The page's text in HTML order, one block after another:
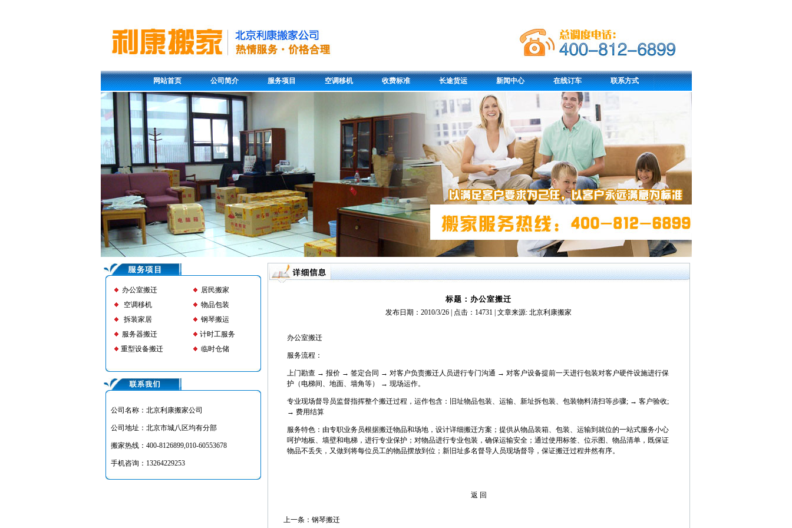
网站首页 公司简介 服务项目 空调移机 收费标准 长途货运 新闻中心 在线订车 联系方式
办公室搬迁
居民搬家
空调移机
物品包装
拆装家居
钢琴搬运
服务器搬迁
计时工服务
重型设备搬迁
临时仓储
公司名称：北京利康搬家公司
公司地址：北京市城八区均有分部
搬家热线：400-8126899,010-60553678
手机咨询：13264229253
标题：办公室搬迁
发布日期： 2010/3/26 | 点击： 14731 | 文章来源: 北京利康搬家
办公室搬迁
服务流程：
上门勘查 → 报价 → 签定合同 → 对客户负责搬迁人员进行专门沟通 → 对客户设备提前一天进行包装对客户硬件设施进行保
护（电梯间、地面、墙角等） → 现场运作。
专业现场督导员监督指挥整个搬迁过程，运作包含：旧址物品包装、运输、新址拆包装、包装物料清扫等步骤; → 客户验收;
→ 费用结算
服务特色：由专职业务员根据搬迁物品和场地，设计详细搬迁方案；提供从物品装箱、包装、运输到就位的一站式服务小心
呵护地板、墙壁和电梯，进行专业保护；对物品进行专业包装，确保运输安全；通过使用标签、位示图、物品清单，既保证
物品不丢失，又做到将每位员工的物品摆放到位；新旧址多名督导人员现场督导，保证搬迁过程井然有序。
返 回
上一条：钢琴搬迁